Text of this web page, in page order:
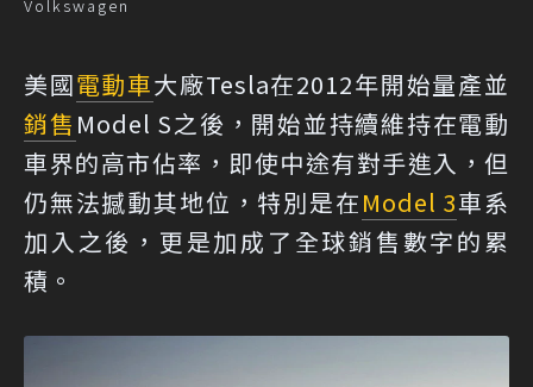
Volkswagen
美國電動車大廠Tesla在2012年開始量產並
銷售 Model S之後，開始並持續維持在電動
車界的高市佔率，即使中途有對手進入，但
仍無法撼動其地位，特別是在Model 3車系
加入之後，更是加成了全球銷售數字的累
積。